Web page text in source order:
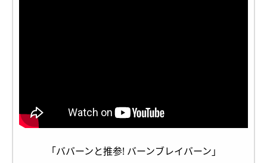
「ババーンと推参! バーンブレイバーン」